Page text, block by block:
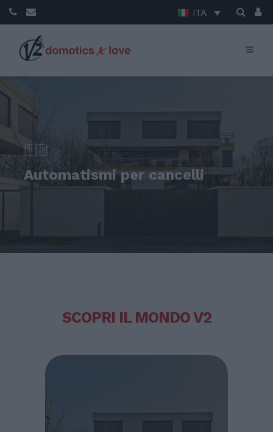
ITA
Automatismi per cancelli
SCOPRI IL MONDO V2